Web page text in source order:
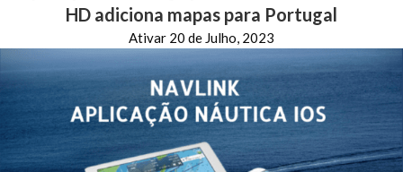
HD adiciona mapas para Portugal
Ativar 20 de Julho, 2023